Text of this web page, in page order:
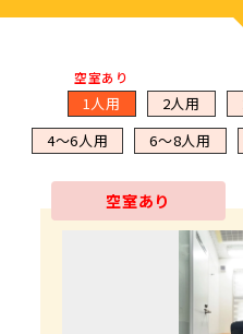
空室あり
1人用 2人用
4～6人用
6～8人用
空室あり